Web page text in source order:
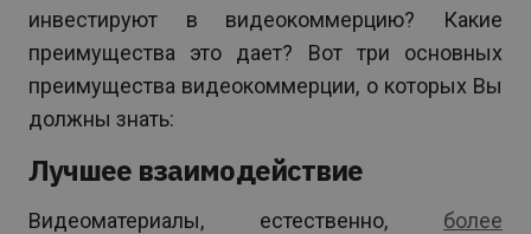
инвестируют в видеокоммерцию? Какие
преимущества это дает? Вот три основных
преимущества видеокоммерции, о которых Вы
должны знать:
Лучшее взаимодействие
Видеоматериалы, естественно, более